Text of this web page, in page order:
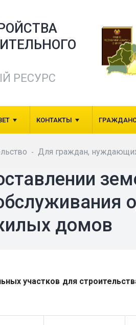
РЕСУРС
КОНТАКТЫ
- Для граждан,
домов
участков для